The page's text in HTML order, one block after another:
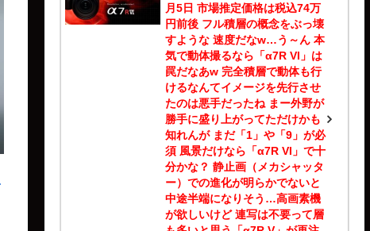
月5日 市場推定価格は税込74万
円前後 フル積層の概念をぶっ壊
すような 速度だなw…う～ん 本
気で動体撮るなら「α7R VI」は
罠だなあw 完全積層で動体も行
けるなんてイメージを先行させ
たのは悪手だったね まー外野が
勝手に盛り上がってただけかも
知れんが まだ「1」や「9」が必
須 風景だけなら「α7R VI」で十
分かな？ 静止画（メカシャッタ
ー）での進化が明らかでないと
中途半端になりそう…高画素機
が欲しいけど 連写は不要って層